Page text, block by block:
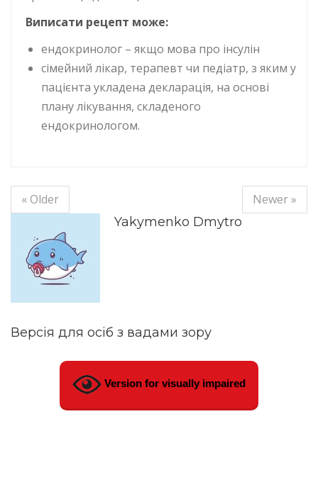
Виписати рецепт може:
ендокринолог – якщо мова про інсулін
сімейний лікар, терапевт чи педіатр, з яким у
пацієнта укладена декларація, на основі
плану лікування, складеного
ендокринологом.
« Older
Newer »
Yakymenko Dmytro
Версія для осіб з вадами зору
Version for visually impaired